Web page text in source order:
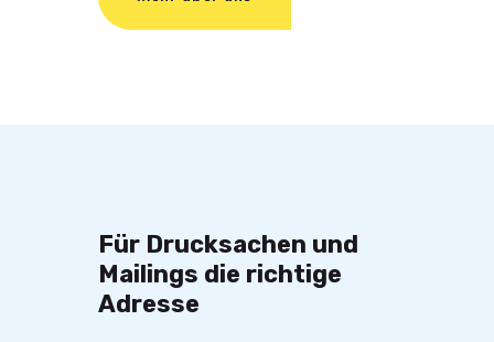
Für Drucksachen und
Mailings die richtige
Adresse